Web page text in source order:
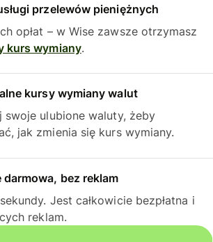
przelewów pieniężnych
opłat – w Wise zawsze otrzymasz
kurs wymiany.
kursy wymiany walut
swoje ulubione waluty, żeby
jak zmienia się kurs wymiany.
darmowa, bez reklam
Jest całkowicie bezpłatna i
reklam.